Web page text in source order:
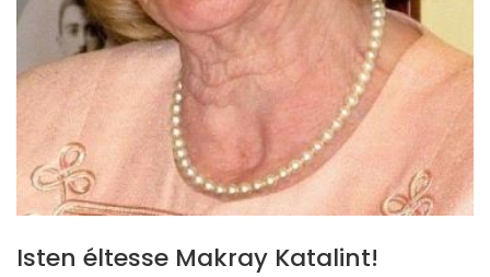
Isten éltesse Makray Katalint!